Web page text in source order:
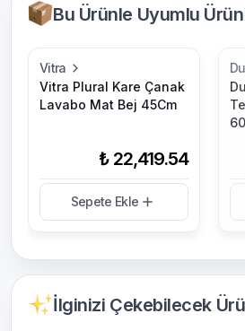
Bu Ürünle Uyumlu
Vitra
Vitra Plural Kare Çanak
Lavabo Mat Bej 45Cm
₺ 22,419.54
Sepete Ekle
İlginizi Çekebilecek